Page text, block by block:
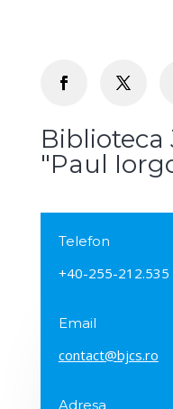
Biblioteca
"Paul
Telefon
+40-255-212.535
Email
contact@bjcs.ro
Adresa